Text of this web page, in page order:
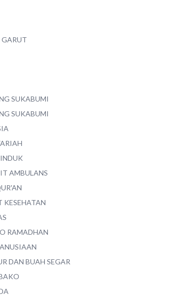
SUKABUMI
SUKABUMI
AMBULANS
KESEHATAN
RAMADHAN
DAN BUAH SEGAR